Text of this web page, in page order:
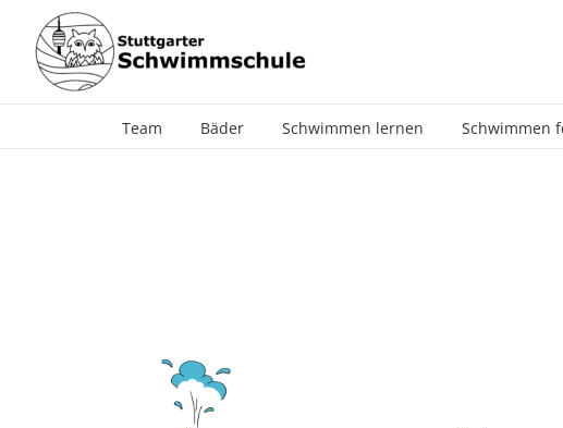
Inhalt
springen
Team Bäder Schwimmen lernen Schwimmen